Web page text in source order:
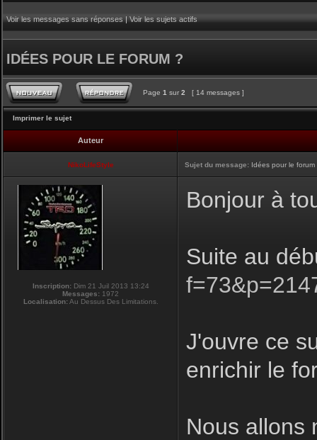
Voir les messages sans réponses|Voir les sujets actifs
IDÉES POUR LE FORUM ?
Page 1 sur 2 [ 14 messages ]
Imprimer le sujet
Auteur
NikoLifeStyle Sujet du message: Idées pour le forum
Inscription:Dim 21 Juil 2013 13:24
Messages: 1972
Localisation:Au Dessus Des Limitations.
Bonjour à
Suite au
J'ouvre ce
enrichir le
Nous allons